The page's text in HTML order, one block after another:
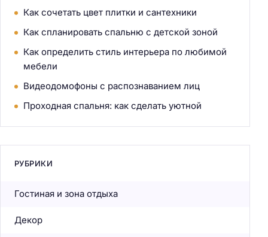
Как сочетать цвет плитки и сантехники
Как спланировать спальню с детской зоной
Как определить стиль интерьера по любимой
мебели
Видеодомофоны с распознаванием лиц
Проходная спальня: как сделать уютной
РУБРИКИ
Гостиная и зона отдыха
Декор